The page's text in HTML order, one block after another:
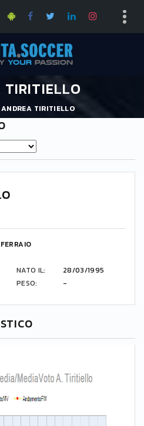
TIRITIELLO
ANDREA TIRITIELLO
NATO IL:
28/03/1995
PESO: -